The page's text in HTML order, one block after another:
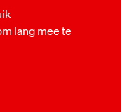
lang mee te